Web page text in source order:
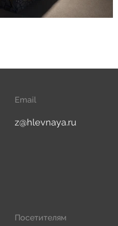
Email
z@hlevnaya.ru
Посетителям